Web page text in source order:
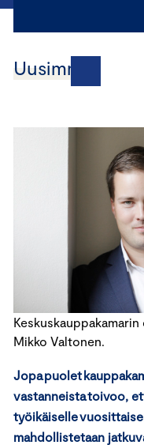
Uusimmat
Mikko Valtonen.
Jopa puolet
vastanneista toivoo,
työikäiselle
mahdollistetaan